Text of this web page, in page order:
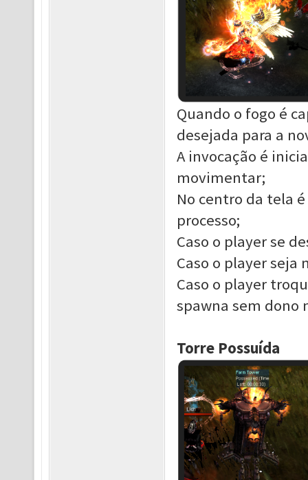
Quando o fogo é
desejada para a
A invocação é
movimentar;
No centro da tela
processo;
Caso o player se
Caso o player seja
Caso o player
spawna sem dono
Torre Possuída